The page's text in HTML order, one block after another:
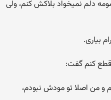
دلم نمیخواد بلاکش کنم، ولی
بیاری.
کنم گفت:
و من اصلا تو مودش نبودم،